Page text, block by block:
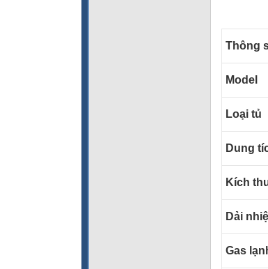
Thông
Model
Loại tủ
Dung
Kích
Dải
Gas